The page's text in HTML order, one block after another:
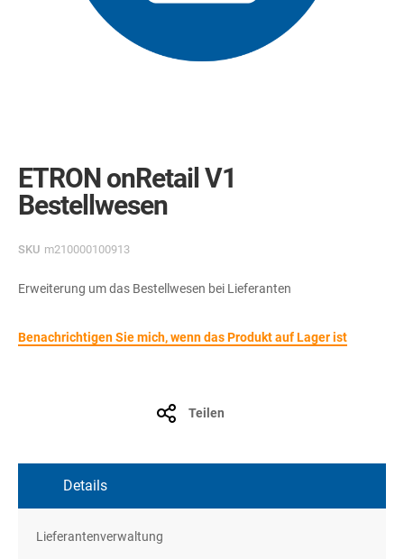
beginning
of
the
gallery
ETRON onRetail V1
Bestellwesen
SKU m210000100913
Erweiterung um das Bestellwesen bei Lieferanten
Benachrichtigen Sie mich, wenn das Produkt auf Lager ist
Teilen
Details
Lieferantenverwaltung